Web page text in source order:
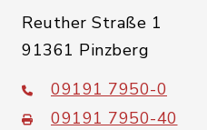
Reuther Straße 1
91361 Pinzberg
09191 7950-0
09191 7950-40